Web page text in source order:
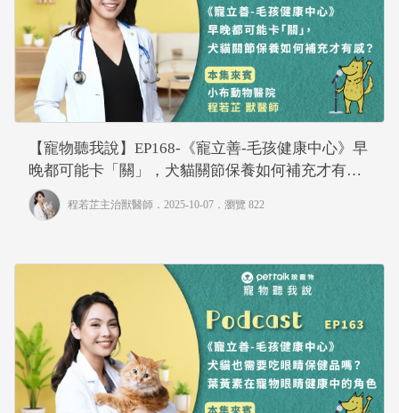
【寵物聽我說】EP168-《寵立善-毛孩健康中心》早
晚都可能卡「關」，犬貓關節保養如何補充才有
感？｜專業獸醫—程若芷
程若芷主治獸醫師 ．2025-10-07． 瀏覽 822